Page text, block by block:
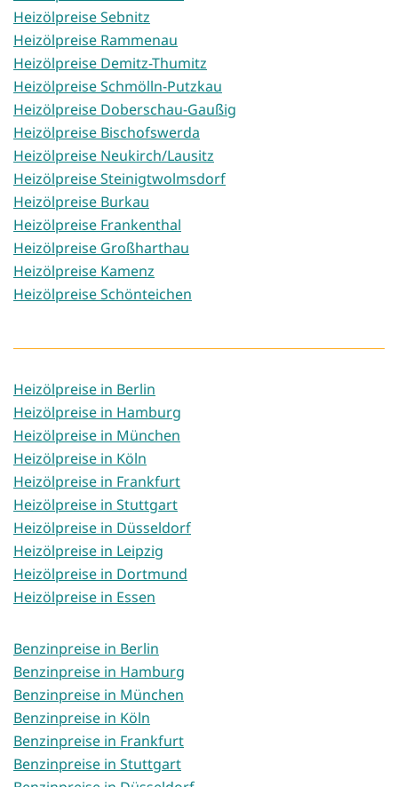
Heizölpreise Sebnitz
Heizölpreise Rammenau
Heizölpreise Demitz-Thumitz
Heizölpreise Schmölln-Putzkau
Heizölpreise Doberschau-Gaußig
Heizölpreise Bischofswerda
Heizölpreise Neukirch/Lausitz
Heizölpreise Steinigtwolmsdorf
Heizölpreise Burkau
Heizölpreise Frankenthal
Heizölpreise Großharthau
Heizölpreise Kamenz
Heizölpreise Schönteichen
Heizölpreise in Berlin
Heizölpreise in Hamburg
Heizölpreise in München
Heizölpreise in Köln
Heizölpreise in Frankfurt
Heizölpreise in Stuttgart
Heizölpreise in Düsseldorf
Heizölpreise in Leipzig
Heizölpreise in Dortmund
Heizölpreise in Essen
Benzinpreise in Berlin
Benzinpreise in Hamburg
Benzinpreise in München
Benzinpreise in Köln
Benzinpreise in Frankfurt
Benzinpreise in Stuttgart